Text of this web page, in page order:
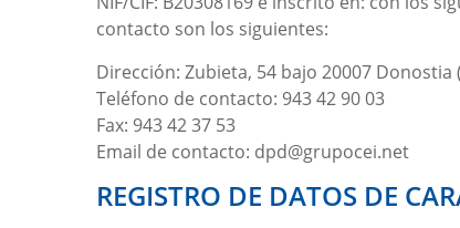
contacto son los siguientes:
Dirección: Zubieta, 54 bajo 20007 Donostia
Teléfono de contacto: 943 42 90 03
Fax: 943 42 37 53
Email de contacto: dpd@grupocei.net
REGISTRO DE DATOS DE